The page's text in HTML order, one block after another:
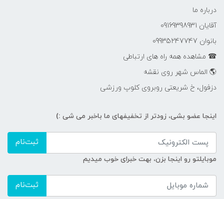
درباره ما
آقایان 09169398931
بانوان 09935247747
☎ مشاهده همه راه های ارتباطی
🌎 الماس شهر روی نقشه
دزفول، خ شریعتی روبروی کلوپ ورزشی
اینجا عضو بشی، زودتر از تخفیفهای ما باخبر می شی :)
ثبت‌نام
موبایلتو رو اینجا بزن، بهت خبرای خوب میدیم
ثبت‌نام